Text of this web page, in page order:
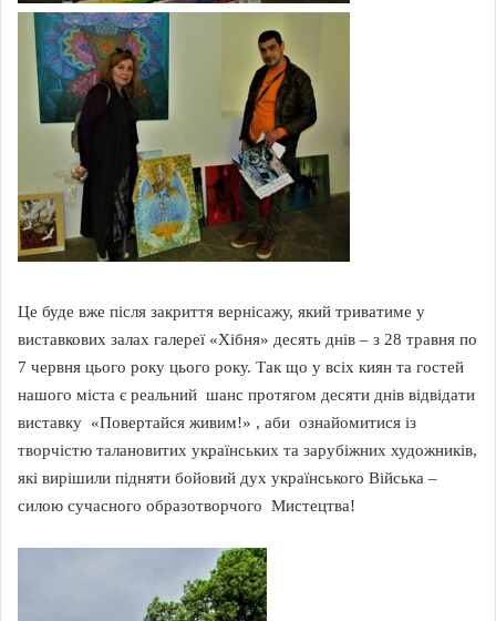
Це буде вже після закриття вернісажу, який триватиме у
виставкових залах галереї «Хібня» десять днів – з 28 травня по
7 червня цього року цього року. Так що у всіх киян та гостей
нашого міста є реальний шанс протягом десяти днів відвідати
виставку «Повертайся живим!» , аби ознайомитися із
творчістю талановитих українських та зарубіжних художників,
які вирішили підняти бойовий дух українського Війська –
силою сучасного образотворчого Мистецтва!